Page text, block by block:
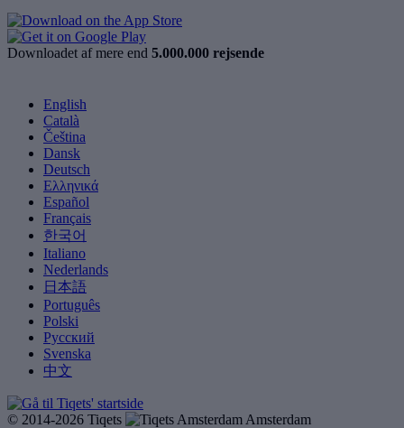
Downloadet af mere end 5.000.000 rejsende
English
Català
Čeština
Dansk
Deutsch
Ελληνικά
Español
Français
한국어
Italiano
Nederlands
日本語
Português
Polski
Русский
Svenska
中文
© 2014-2026 Tiqets
Amsterdam